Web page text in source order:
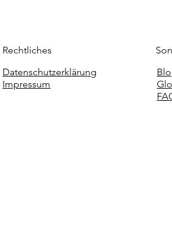
Rechtliches
Datenschutzerklärung
Impressum